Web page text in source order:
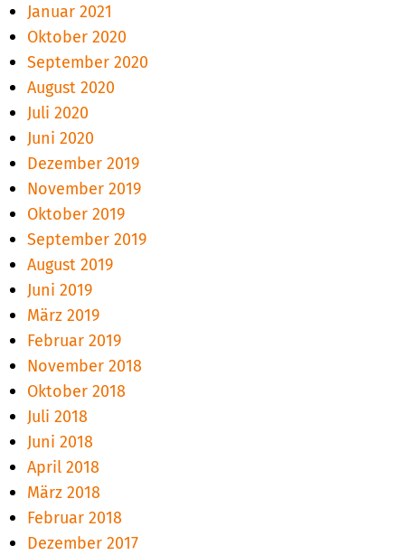
Januar 2021
Oktober 2020
September 2020
August 2020
Juli 2020
Juni 2020
Dezember 2019
November 2019
Oktober 2019
September 2019
August 2019
Juni 2019
März 2019
Februar 2019
November 2018
Oktober 2018
Juli 2018
Juni 2018
April 2018
März 2018
Februar 2018
Dezember 2017